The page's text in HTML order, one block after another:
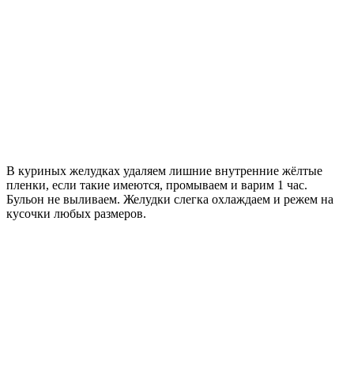
В куриных желудках удаляем лишние внутренние жёлтые
пленки, если такие имеются, промываем и варим 1 час.
Бульон не выливаем. Желудки слегка охлаждаем и режем на
кусочки любых размеров.